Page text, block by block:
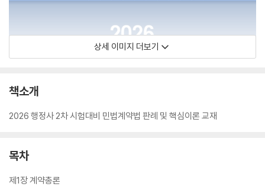
상세 이미지 더보기
책소개
2026 행정사 2차 시험대비 민법계약법 판례 및 핵심이론 교재
목차
제1장 계약총론